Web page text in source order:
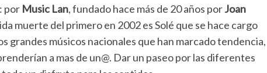
por Music Lan, fundado hace más de 20 años porJoan
muerte del primero en 2002 es Solé que se hace cargo
grandes músicos nacionales que han marcado tendencia,
a mas de un@. Dar un paseo por las diferentes